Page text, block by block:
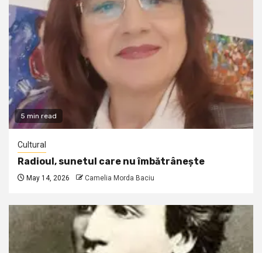
5 min read
Cultural
Radioul, sunetul care nu îmbătrânește
May 14, 2026 Camelia Morda Baciu